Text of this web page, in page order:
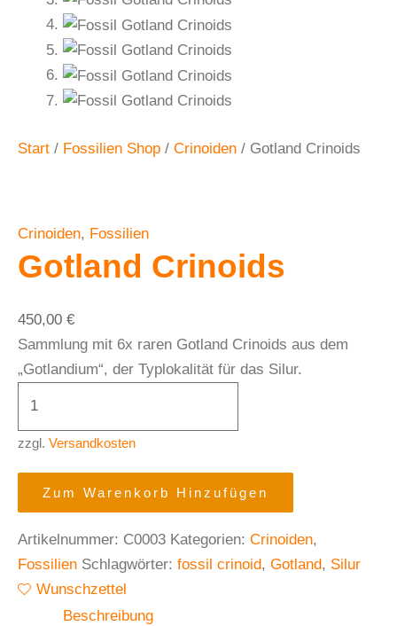
Start / Fossilien Shop / Crinoiden / Gotland Crinoids
Crinoiden, Fossilien
Gotland Crinoids
450,00 €
Sammlung mit 6x raren Gotland Crinoids aus dem
„Gotlandium“, der Typlokalität für das Silur.
zzgl. Versandkosten
Zum Warenkorb Hinzufügen
Artikelnummer: C0003 Kategorien: Crinoiden,
Fossilien Schlagwörter: fossil crinoid, Gotland, Silur
Wunschzettel
Beschreibung